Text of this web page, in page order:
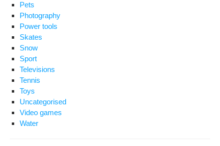
Pets
Photography
Power tools
Skates
Snow
Sport
Televisions
Tennis
Toys
Uncategorised
Video games
Water